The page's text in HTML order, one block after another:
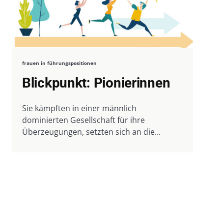
frauen in führungspositionen
Blickpunkt: Pionierinnen
Sie kämpften in einer männlich
dominierten Gesellschaft für ihre
Überzeugungen, setzten sich an die...